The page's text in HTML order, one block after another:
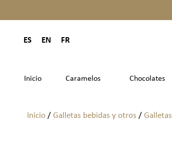
ES EN FR
Inicio Caramelos Chocolates
Inicio/ Galletas bebidas y otros / Galletas